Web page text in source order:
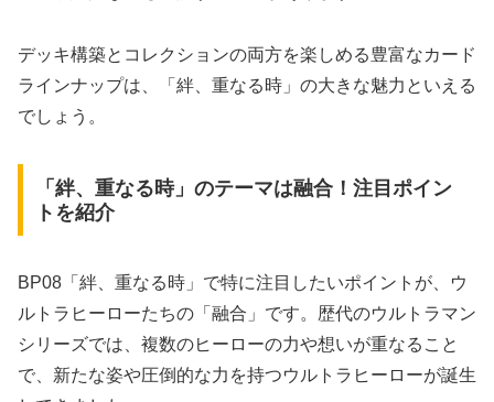
デッキ構築とコレクションの両方を楽しめる豊富なカード
ラインナップは、「絆、重なる時」の大きな魅力といえる
でしょう。
「絆、重なる時」のテーマは融合！注目ポイン
トを紹介
BP08「絆、重なる時」で特に注目したいポイントが、ウ
ルトラヒーローたちの「融合」です。歴代のウルトラマン
シリーズでは、複数のヒーローの力や想いが重なること
で、新たな姿や圧倒的な力を持つウルトラヒーローが誕生